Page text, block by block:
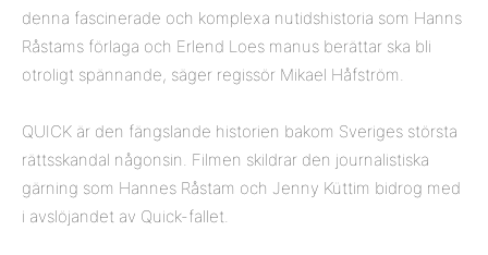
denna fascinerade och komplexa nutidshistoria som Hanns
Råstams förlaga och Erlend Loes manus berättar ska bli
otroligt spännande, säger regissör Mikael Håfström.
QUICK är den fängslande historien bakom Sveriges största
rättsskandal någonsin. Filmen skildrar den journalistiska
gärning som Hannes Råstam och Jenny Küttim bidrog med
i avslöjandet av Quick-fallet.